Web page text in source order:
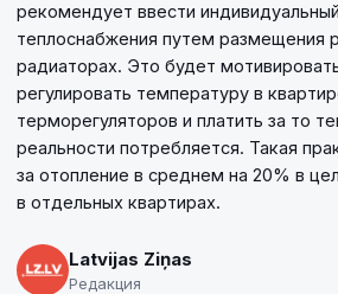
рекомендует ввести
теплоснабжения путем размещения
радиаторах. Это будет
регулировать температуру в
терморегуляторов и платить за то
реальности потребляется. Такая
за отопление в среднем на 20% в
в отдельных квартирах.
Latvijas Ziņas
Редакция